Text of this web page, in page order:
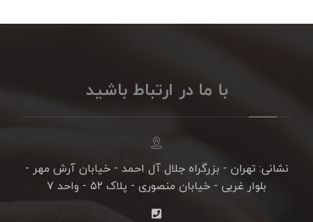
با ما در ارتباط باشید
نشانی: تهران - بزرگراه جلال آل احمد - خیابان آرش مهر -
بلوار غربی - خیابان منصوری - پلاک ۵۲ - واحد ۷